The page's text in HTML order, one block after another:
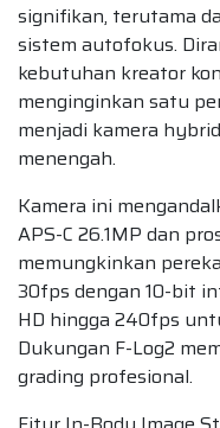
signifikan, terutama
sistem autofokus.
kebutuhan kreator
menginginkan satu
menjadi kamera
menengah.
Kamera ini
APS-C 26.1MP dan
memungkinkan
30fps dengan 10-bit
HD hingga 240fps
Dukungan F-Log2
grading profesional.